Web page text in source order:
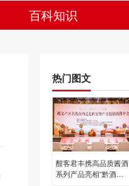
百科知识
热门图文
酣客君丰携高品质酱酒
系列产品亮相“黔酒中